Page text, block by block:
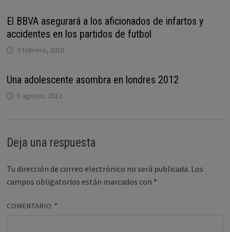
El BBVA asegurará a los aficionados de infartos y
accidentes en los partidos de futbol
9 febrero, 2010
Una adolescente asombra en londres 2012
5 agosto, 2012
Deja una respuesta
Tu dirección de correo electrónico no será publicada. Los
campos obligatorios están marcados con *
COMENTARIO *